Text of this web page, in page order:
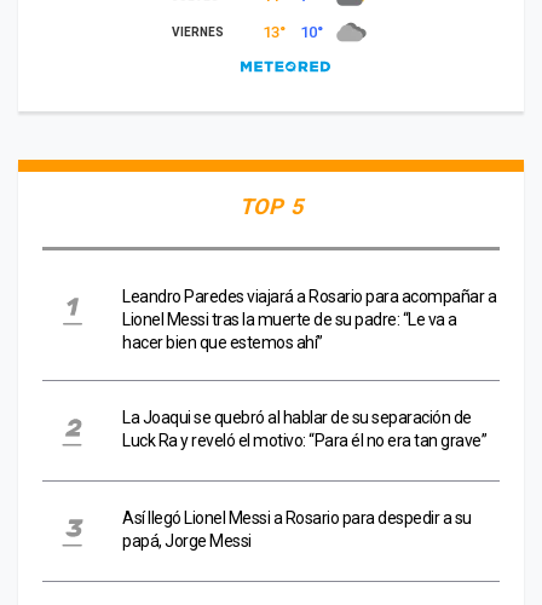
TOP 5
Leandro Paredes viajará a Rosario para acompañar a
Lionel Messi tras la muerte de su padre: “Le va a
hacer bien que estemos ahí”
La Joaqui se quebró al hablar de su separación de
Luck Ra y reveló el motivo: “Para él no era tan grave”
Así llegó Lionel Messi a Rosario para despedir a su
papá, Jorge Messi